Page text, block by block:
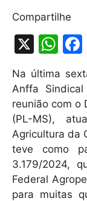
Compartilhe
X
W
at
s
A
p
p
Na última
Anffa
reunião com o
(PL-MS),
Agricultura da
teve como
3.179/2024,
Federal
para muitas